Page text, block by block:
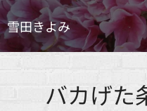
雪田きよみ
バカげた